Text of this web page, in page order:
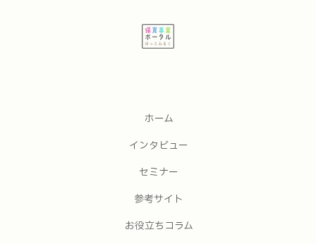
ホーム
インタビュー
セミナー
参考サイト
お役立ちコラム